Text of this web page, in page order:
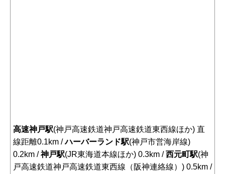
高速神戸駅(神戸高速鉄道神戸高速鉄道東西線ほか) 直
線距離0.1km /ハーバーランド駅(神戸市営海岸線)
0.2km /神戸駅(JR東海道本線ほか) 0.3km /西元町駅(神
戸高速鉄道神戸高速鉄道東西線（阪神連絡線）) 0.5km /